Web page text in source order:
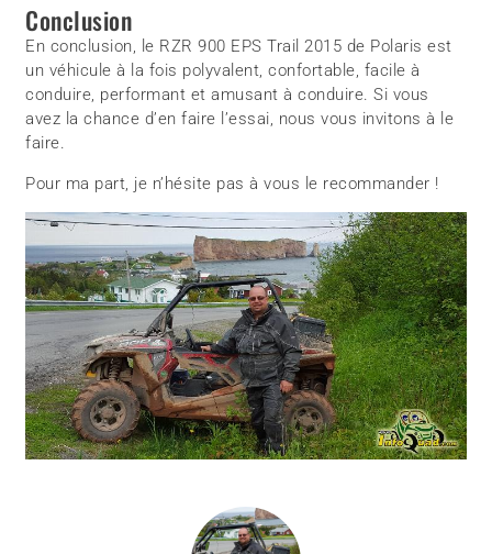
Conclusion
En conclusion, le RZR 900 EPS Trail 2015 de Polaris est
un véhicule à la fois polyvalent, confortable, facile à
conduire, performant et amusant à conduire. Si vous
avez la chance d’en faire l’essai, nous vous invitons à le
faire.
Pour ma part, je n’hésite pas à vous le recommander !